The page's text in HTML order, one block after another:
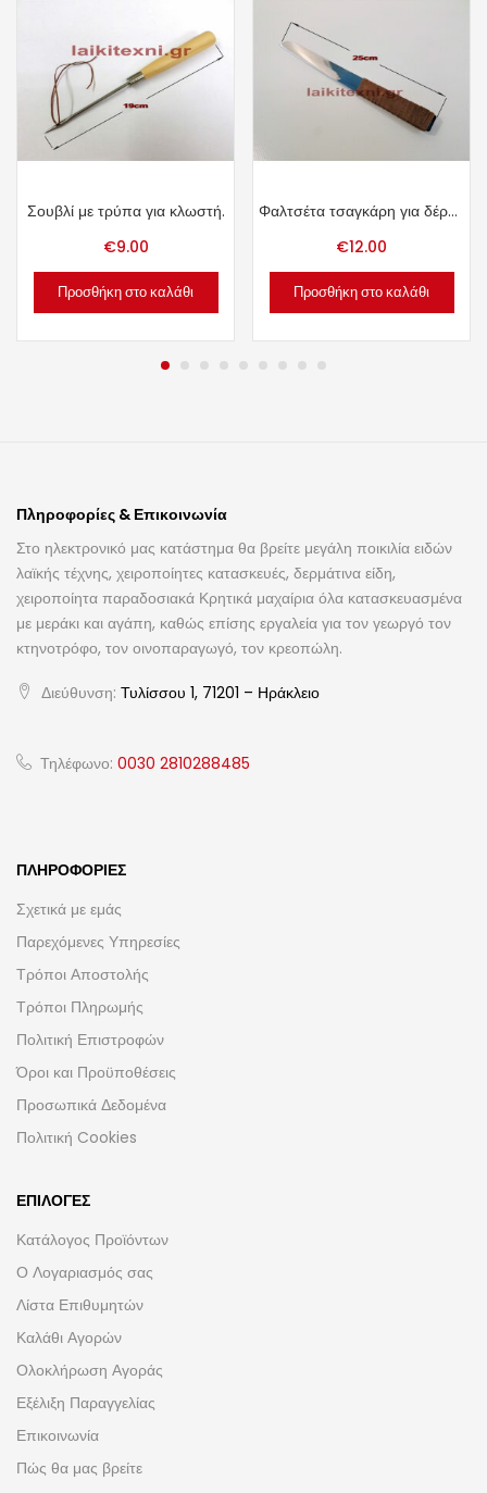
Σουβλί με τρύπα για κλωστή.
€9.00
Προσθήκη στο καλάθι
Φαλτσέτα τσαγκάρη για δέρμα.
€12.00
Προσθήκη στο καλάθι
Πληροφορίες & Επικοινωνία
Στο ηλεκτρονικό μας κατάστημα θα βρείτε μεγάλη ποικιλία ειδών
λαϊκής τέχνης, χειροποίητες κατασκευές, δερμάτινα είδη,
χειροποίητα παραδοσιακά Κρητικά μαχαίρια όλα κατασκευασμένα
με μεράκι και αγάπη, καθώς επίσης εργαλεία για τον γεωργό τον
κτηνοτρόφο, τον οινοπαραγωγό, τον κρεοπώλη.
Διεύθυνση: Τυλίσσου 1, 71201 – Ηράκλειο
Τηλέφωνο: 0030 2810288485
ΠΛΗΡΟΦΟΡΊΕΣ
Σχετικά με εμάς
Παρεχόμενες Υπηρεσίες
Τρόποι Αποστολής
Τρόποι Πληρωμής
Πολιτική Επιστροφών
Όροι και Προϋποθέσεις
Προσωπικά Δεδομένα
Πολιτική Cookies
ΕΠΙΛΟΓΈΣ
Κατάλογος Προϊόντων
Ο Λογαριασμός σας
Λίστα Επιθυμητών
Καλάθι Αγορών
Ολοκλήρωση Αγοράς
Εξέλιξη Παραγγελίας
Επικοινωνία
Πώς θα μας βρείτε